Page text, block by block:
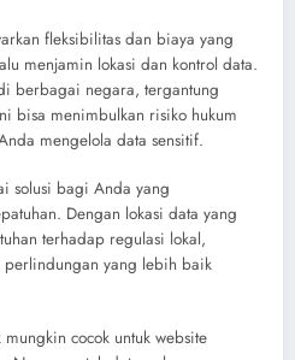
fleksibilitas dan biaya yang
menjamin lokasi dan kontrol data.
berbagai negara, tergantung
bisa menimbulkan risiko hukum
mengelola data sensitif.
solusi bagi Anda yang
Dengan lokasi data yang
terhadap regulasi lokal,
yang lebih baik
cocok untuk website